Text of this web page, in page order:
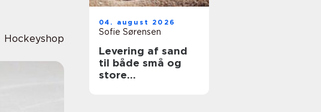
Hockeyshop
04. august 2026
Sofie Sørensen
Levering af sand
til både små og
store